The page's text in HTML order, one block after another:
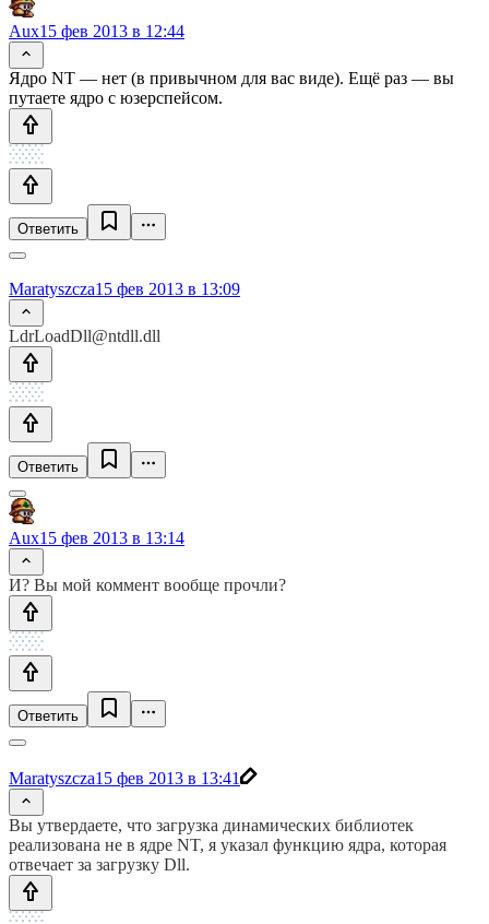
Aux15 фев 2013 в 12:44
Ядро NT — нет (в привычном для вас виде). Ещё раз — вы
путаете ядро с юзерспейсом.
Ответить
Maratyszcza15 фев 2013 в 13:09
LdrLoadDll@ntdll.dll
Ответить
Aux15 фев 2013 в 13:14
И? Вы мой коммент вообще прочли?
Ответить
Maratyszcza15 фев 2013 в 13:41
Вы утвердаете, что загрузка динамических библиотек
реализована не в ядре NT, я указал функцию ядра, которая
отвечает за загрузку Dll.